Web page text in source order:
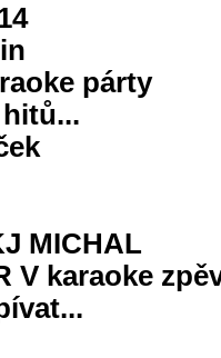
párty
MICHAL
V karaoke